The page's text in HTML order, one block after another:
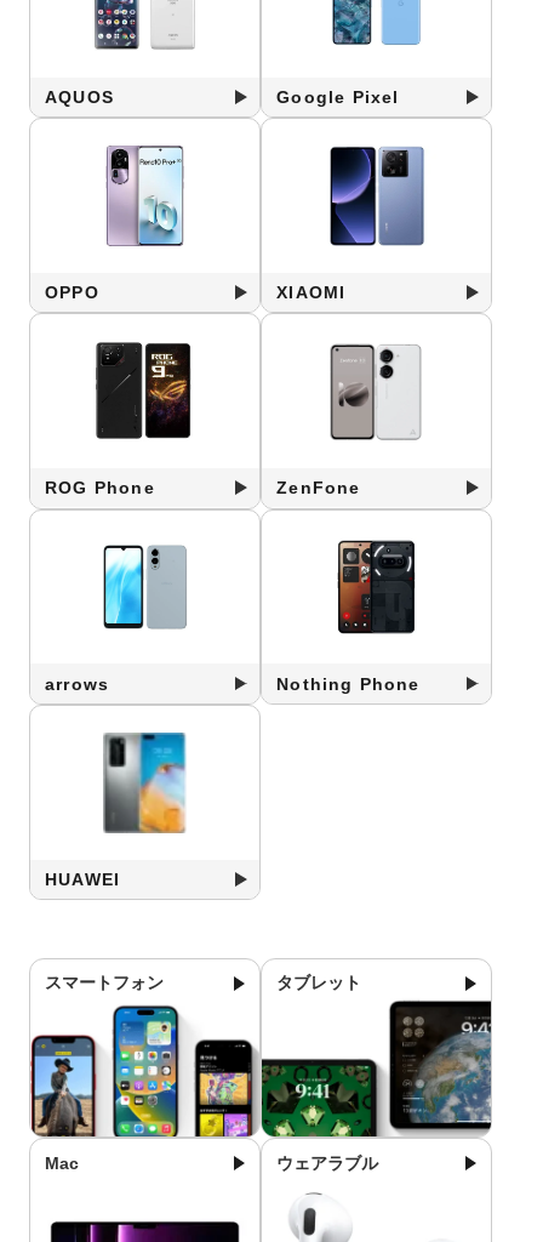
AQUOS Google Pixel
OPPO XIAOMI
ROG Phone ZenFone
arrows Nothing Phone
HUAWEI
スマートフォン タブレット
Mac ウェアラブル